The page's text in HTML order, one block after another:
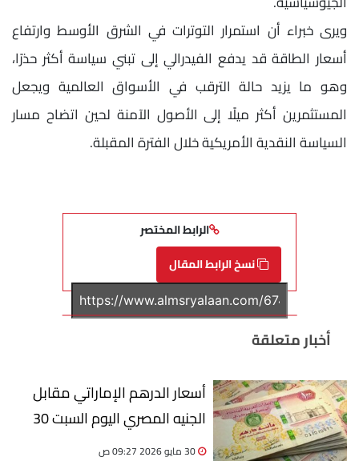
ويرى خبراء أن استمرار التوترات في الشرق الأوسط وارتفاع
أسعار الطاقة قد يدفع الفيدرالي إلى تبني سياسة أكثر حذرًا،
وهو ما يزيد حالة الترقب في الأسواق العالمية ويجعل
المستثمرين أكثر ميلًا إلى الأصول الآمنة لحين اتضاح مسار
السياسة النقدية الأمريكية خلال الفترة المقبلة.
الرابط المختصر
نسخ الرابط المقال
أخبار متعلقة
أسعار الدرهم الإماراتي مقابل
الجنيه المصري اليوم السبت 30
مايو 2026.. استقرار ملحوظ خلال
30 مايو 2026 09:27 ص